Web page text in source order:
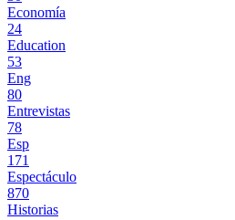
Economía
24
Education
53
Eng
80
Entrevistas
78
Esp
171
Espectáculo
870
Historias